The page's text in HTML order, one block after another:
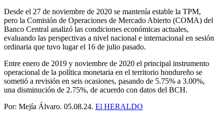
Desde el 27 de noviembre de 2020 se mantenía estable la TPM,
pero la Comisión de Operaciones de Mercado Abierto (COMA) del
Banco Central analizó las condiciones económicas actuales,
evaluando las perspectivas a nivel nacional e internacional en sesión
ordinaria que tuvo lugar el 16 de julio pasado.
Entre enero de 2019 y noviembre de 2020 el principal instrumento
operacional de la política monetaria en el territorio hondureño se
sometió a revisión en seis ocasiones, pasando de 5.75% a 3.00%,
una disminución de 2.75%, de acuerdo con datos del BCH.
Por: Mejía Álvaro. 05.08.24. El HERALDO